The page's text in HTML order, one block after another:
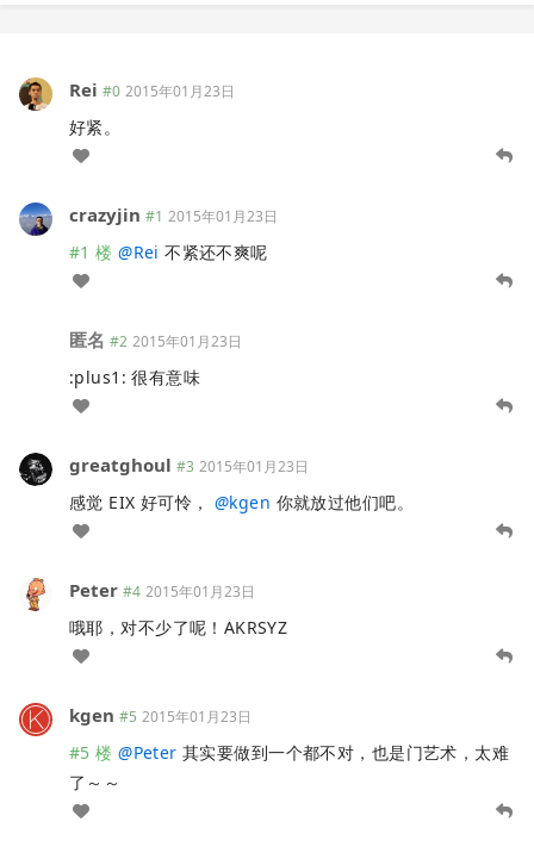
Rei #0 2015年01月23日
好紧。
crazyjin #1 2015年01月23日
#1 楼 @Rei 不紧还不爽呢
匿名 #2 2015年01月23日
:plus1: 很有意味
greatghoul #3 2015年01月23日
感觉 EIX 好可怜，@kgen 你就放过他们吧。
Peter #4 2015年01月23日
哦耶，对不少了呢！AKRSYZ
kgen #5 2015年01月23日
#5 楼 @Peter 其实要做到一个都不对，也是门艺术，太难
了～～